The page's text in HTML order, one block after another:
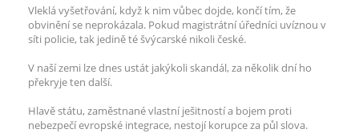
Vleklá vyšetřování, když k nim vůbec dojde, končí tím, že
obvinění se neprokázala. Pokud magistrátní úředníci uvíznou v
síti policie, tak jedině té švýcarské nikoli české.
V naší zemi lze dnes ustát jakýkoli skandál, za několik dní ho
překryje ten další.
Hlavě státu, zaměstnané vlastní ješitností a bojem proti
nebezpečí evropské integrace, nestojí korupce za půl slova.